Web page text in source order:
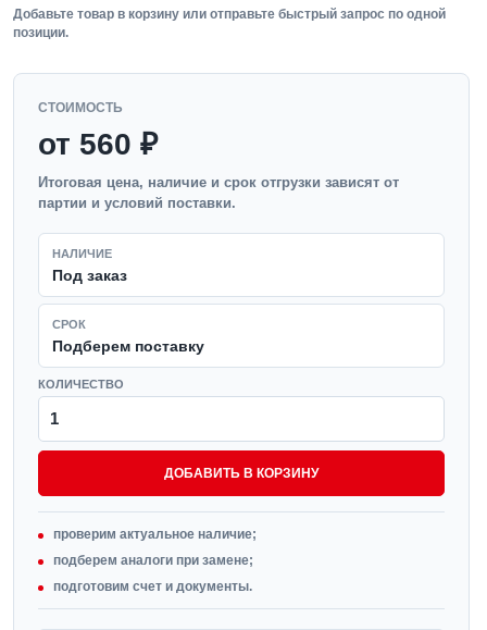
Добавьте товар в корзину или отправьте быстрый запрос по одной
позиции.
СТОИМОСТЬ
от 560 ₽
Итоговая цена, наличие и срок отгрузки зависят от
партии и условий поставки.
НАЛИЧИЕ
Под заказ
СРОК
Подберем поставку
КОЛИЧЕСТВО
ДОБАВИТЬ В КОРЗИНУ
проверим актуальное наличие;
подберем аналоги при замене;
подготовим счет и документы.